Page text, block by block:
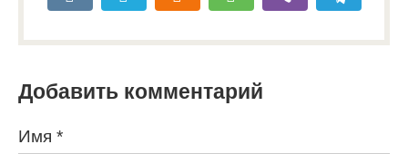
Добавить комментарий
Имя *